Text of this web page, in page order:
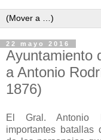
22 mayo 2016
Ayuntamiento
a Antonio
1876)
El Gral. Antonio
importantes batallas